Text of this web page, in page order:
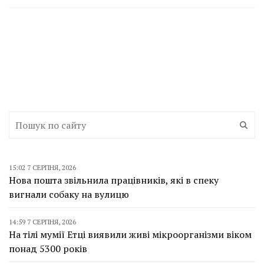
15:02 7 СЕРПНЯ, 2026
Нова пошта звільнила працівників, які в спеку
вигнали собаку на вулицю
14:59 7 СЕРПНЯ, 2026
На тілі мумії Етці виявили живі мікроорганізми віком
понад 5300 років